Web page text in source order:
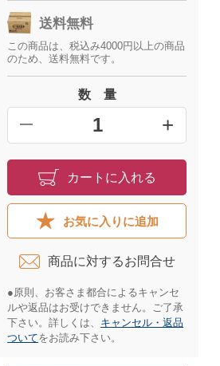
送料無料
この商品は、税込み4000円以上の商品
のため、送料無料です。
数 量
━ +
カートに入れる
お気に入りに追加
商品に対するお問合せ​
●原則、お客さま都合によるキャンセ
ルや返品はお受けできません。ご了承
下さい。詳しくは、 キャンセル・返品
ついてをお読み下さい。​